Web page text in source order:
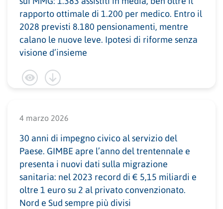
rapporto ottimale di 1.200 per medico. Entro il
2028 previsti 8.180 pensionamenti, mentre
calano le nuove leve. Ipotesi di riforme senza
visione d’insieme
4 marzo 2026
30 anni di impegno civico al servizio del
Paese. GIMBE apre l’anno del trentennale e
presenta i nuovi dati sulla migrazione
sanitaria: nel 2023 record di € 5,15 miliardi e
oltre 1 euro su 2 al privato convenzionato.
Nord e Sud sempre più divisi